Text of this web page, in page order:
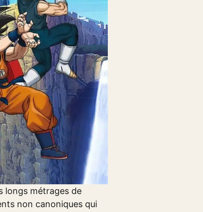
longs métrages de
non canoniques qui